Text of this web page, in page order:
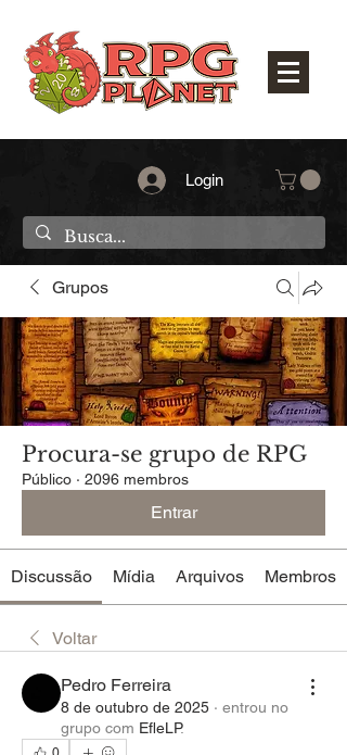
Login
Grupos
Procura-se grupo de RPG
Público · 2096 membros
Entrar
Discussão Mídia Arquivos Membros
Voltar
Pedro Ferreira
8 de outubro de 2025 · entrou no
grupo com EfleLP.